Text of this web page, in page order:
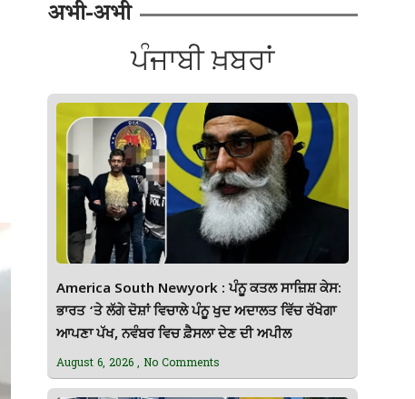
अभी-अभी
ਪੰਜਾਬੀ ਖ਼ਬਰਾਂ
America South Newyork : ਪੰਨੂ ਕਤਲ ਸਾਜ਼ਿਸ਼ ਕੇਸ:
ਭਾਰਤ ‘ਤੇ ਲੱਗੇ ਦੋਸ਼ਾਂ ਵਿਚਾਲੇ ਪੰਨੂ ਖੁਦ ਅਦਾਲਤ ਵਿੱਚ ਰੱਖੇਗਾ
ਆਪਣਾ ਪੱਖ, ਨਵੰਬਰ ਵਿਚ ਫ਼ੈਸਲਾ ਦੇਣ ਦੀ ਅਪੀਲ
August 6, 2026 No Comments